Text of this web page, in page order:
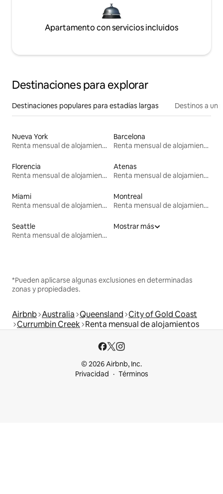
Apartamento con servicios incluidos
Destinaciones para explorar
Destinaciones populares para estadías largas Destinos a un
Nueva York
Renta mensual de alojamientos
Barcelona
Renta mensual de alojamientos
Florencia
Renta mensual de alojamientos
Atenas
Renta mensual de alojamientos
Miami
Renta mensual de alojamientos
Montreal
Renta mensual de alojamientos
Seattle
Renta mensual de alojamientos
Mostrar más
*Pueden aplicarse algunas exclusiones en determinadas
zonas y propiedades.
Airbnb Australia Queensland City of Gold Coast
Currumbin Creek Renta mensual de alojamientos
© 2026 Airbnb, Inc.
Privacidad
Términos